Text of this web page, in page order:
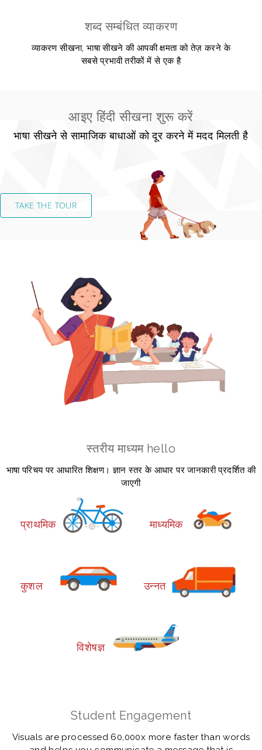
शब्द सम्बंधित व्याकरण
व्याकरण सीखना, भाषा सीखने की आपकी क्षमता को तेज़ करने के
सबसे प्रभावी तरीकों में से एक है
आइए हिंदी सीखना शुरू करें
भाषा सीखने से सामाजिक बाधाओं को दूर करने में मदद मिलती है
TAKE THE TOUR
स्तरीय माध्यम hello
भाषा परिचय पर आधारित शिक्षण। ज्ञान स्तर के आधार पर जानकारी प्रदर्शित की
जाएगी
प्राथमिक माध्यमिक
कुशल उन्नत
विशेषज्ञ
Student Engagement
Visuals are processed 60,000x more faster than words